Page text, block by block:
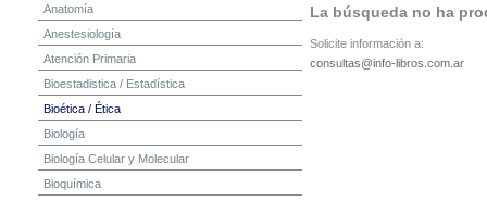
Anatomía
Anestesiología
Atención Primaria
Bioestadistica / Estadística
Bioética / Ética
Biología
Biología Celular y Molecular
Bioquímica
La búsqueda no ha
Solicite información a:
consultas@info-libros.com.ar